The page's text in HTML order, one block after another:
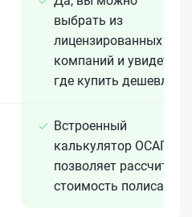
выбрать из
лицензированных 15+
компаний и увидеть,
где купить дешевле
Встроенный
калькулятор ОСАГО
позволяет рассчитать
стоимость полиса